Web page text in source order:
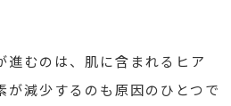
進むのは、肌に含まれるヒア
が減少するのも原因のひとつで